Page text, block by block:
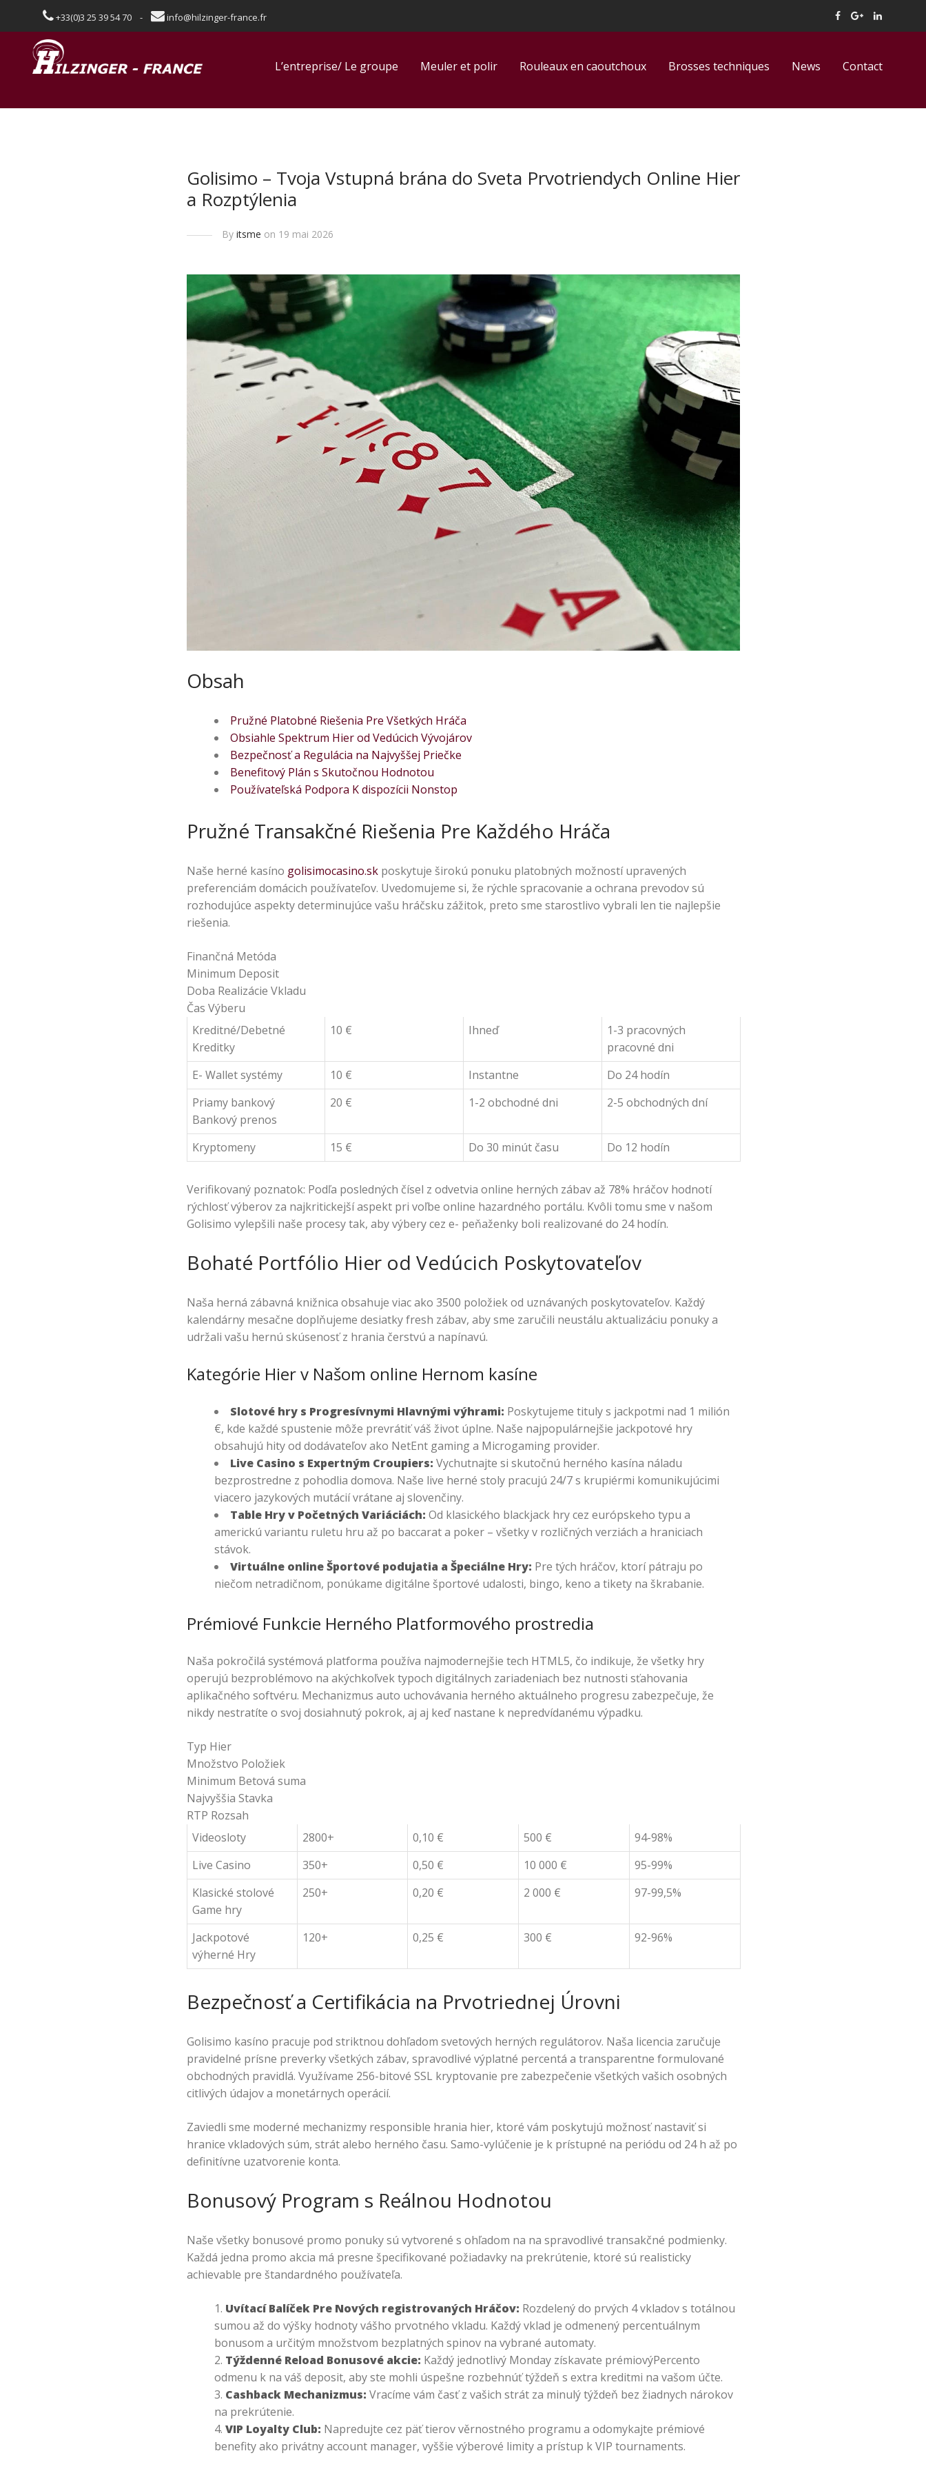
+33(0)3 25 39 54 70 - info@hilzinger-france.fr
L’entreprise/ Le groupe Meuler et polir Rouleaux en caoutchoux Brosses techniques News Contact
Golisimo – Tvoja Vstupná brána do Sveta Prvotriendych Online Hier
a Rozptýlenia
By itsme on 19 mai 2026
Obsah
Pružné Platobné Riešenia Pre Všetkých Hráča
Obsiahle Spektrum Hier od Vedúcich Vývojárov
Bezpečnosť a Regulácia na Najvyššej Priečke
Benefitový Plán s Skutočnou Hodnotou
Používateľská Podpora K dispozícii Nonstop
Pružné Transakčné Riešenia Pre Každého Hráča
Naše herné kasíno golisimocasino.skposkytuje širokú ponuku platobných možností upravených
preferenciám domácich používateľov. Uvedomujeme si, že rýchle spracovanie a ochrana prevodov sú
rozhodujúce aspekty determinujúce vašu hráčsku zážitok, preto sme starostlivo vybrali len tie najlepšie
riešenia.
Finančná Metóda
Minimum Deposit
Doba Realizácie Vkladu
Čas Výberu
Kreditné/Debetné
Kreditky
10 € Ihneď
1-3 pracovných
pracovné dni
E- Wallet systémy
10 € Instantne
Do 24 hodín
Priamy bankový
Bankový prenos
20 € 1-2 obchodné dni 2-5 obchodných dní
Kryptomeny 15 € Do 30 minút času Do 12 hodín
Verifikovaný poznatok: Podľa posledných čísel z odvetvia online herných zábav až 78% hráčov hodnotí
rýchlosť výberov za najkritickejší aspekt pri voľbe online hazardného portálu. Kvôli tomu sme v našom
Golisimo vylepšili naše procesy tak, aby výbery cez e- peňaženky boli realizované do 24 hodín.
Bohaté Portfólio Hier od Vedúcich Poskytovateľov
Naša herná zábavná knižnica obsahuje viac ako 3500 položiek od uznávaných poskytovateľov. Každý
kalendárny mesačne doplňujeme desiatky fresh zábav, aby sme zaručili neustálu aktualizáciu ponuky a
udržali vašu hernú skúsenosť z hrania čerstvú a napínavú.
Kategórie Hier v Našom online Hernom kasíne
Slotové hry s Progresívnymi Hlavnými výhrami: Poskytujeme tituly s jackpotmi nad 1 milión
€, kde každé spustenie môže prevrátiť váš život úplne. Naše najpopulárnejšie jackpotové hry
obsahujú hity od dodávateľov ako NetEnt gaming a Microgaming provider.
Live Casino s Expertným Croupiers: Vychutnajte si skutočnú herného kasína náladu
bezprostredne z pohodlia domova. Naše live herné stoly pracujú 24/7 s krupiérmi komunikujúcimi
viacero jazykových mutácií vrátane aj slovenčiny.
Table Hry v Početných Variáciách: Od klasického blackjack hry cez európskeho typu a
americkú variantu ruletu hru až po baccarat a poker – všetky v rozličných verziách a hraniciach
stávok.
Virtuálne online Športové podujatia a Špeciálne Hry: Pre tých hráčov, ktorí pátraju po
niečom netradičnom, ponúkame digitálne športové udalosti, bingo, keno a tikety na škrabanie.
Prémiové Funkcie Herného Platformového prostredia
Naša pokročilá systémová platforma používa najmodernejšie tech HTML5, čo indikuje, že všetky hry
operujú bezproblémovo na akýchkoľvek typoch digitálnych zariadeniach bez nutnosti sťahovania
aplikačného softvéru. Mechanizmus auto uchovávania herného aktuálneho progresu zabezpečuje, že
nikdy nestratíte o svoj dosiahnutý pokrok, aj aj keď nastane k nepredvídanému výpadku.
Typ Hier
Množstvo Položiek
Minimum Betová suma
Najvyššia Stavka
RTP Rozsah
Videosloty
2800+ 0,10 € 500 €
94-98%
Live Casino
350+ 0,50 € 10 000 €
95-99%
Klasické stolové
Game hry
250+ 0,20 € 2 000 € 97-99,5%
Jackpotové
výherné Hry
120+ 0,25 € 300 € 92-96%
Bezpečnosť a Certifikácia na Prvotriednej Úrovni
Golisimo kasíno pracuje pod striktnou dohľadom svetových herných regulátorov. Naša licencia zaručuje
pravidelné prísne preverky všetkých zábav, spravodlivé výplatné percentá a transparentne formulované
obchodných pravidlá. Využívame 256-bitové SSL kryptovanie pre zabezpečenie všetkých vašich osobných
citlivých údajov a monetárnych operácií.
Zaviedli sme moderné mechanizmy responsible hrania hier, ktoré vám poskytujú možnosť nastaviť si
hranice vkladových súm, strát alebo herného času. Samo-vylúčenie je k prístupné na periódu od 24 h až po
definitívne uzatvorenie konta.
Bonusový Program s Reálnou Hodnotou
Naše všetky bonusové promo ponuky sú vytvorené s ohľadom na na spravodlivé transakčné podmienky.
Každá jedna promo akcia má presne špecifikované požiadavky na prekrútenie, ktoré sú realisticky
achievable pre štandardného používateľa.
Uvítací Balíček Pre Nových registrovaných Hráčov: Rozdelený do prvých 4 vkladov s totálnou
sumou až do výšky hodnoty vášho prvotného vkladu. Každý vklad je odmenený percentuálnym
bonusom a určitým množstvom bezplatných spinov na vybrané automaty.
Týždenné Reload Bonusové akcie: Každý jednotlivý Monday získavate prémiovýPercento
odmenu k na váš deposit, aby ste mohli úspešne rozbehnúť týždeň s extra kreditmi na vašom účte.
Cashback Mechanizmus: Vracíme vám časť z vašich strát za minulý týždeň bez žiadnych nárokov
na prekrútenie.
VIP Loyalty Club: Napredujte cez päť tierov věrnostného programu a odomykajte prémiové
benefity ako privátny account manager, vyššie výberové limity a prístup k VIP tournaments.